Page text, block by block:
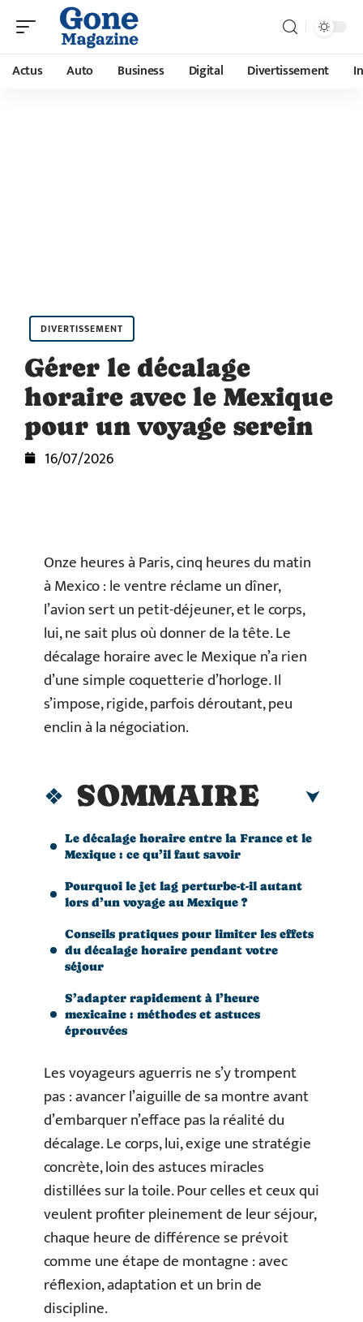
Actus Auto Business Digital Divertissement
DIVERTISSEMENT
Gérer le décalage
horaire avec le Mexique
pour un voyage serein
16/07/2026
Onze heures à Paris, cinq heures du matin
à Mexico : le ventre réclame un dîner,
l’avion sert un petit-déjeuner, et le corps,
lui, ne sait plus où donner de la tête. Le
décalage horaire avec le Mexique n’a rien
d’une simple coquetterie d’horloge. Il
s’impose, rigide, parfois déroutant, peu
enclin à la négociation.
SOMMAIRE
Le décalage horaire entre la France et le
Mexique : ce qu’il faut savoir
Pourquoi le jet lag perturbe-t-il autant
lors d’un voyage au Mexique ?
Conseils pratiques pour limiter les effets
du décalage horaire pendant votre
séjour
S’adapter rapidement à l’heure
mexicaine : méthodes et astuces
éprouvées
Les voyageurs aguerris ne s’y trompent
pas : avancer l’aiguille de sa montre avant
d’embarquer n’efface pas la réalité du
décalage. Le corps, lui, exige une stratégie
concrète, loin des astuces miracles
distillées sur la toile. Pour celles et ceux qui
veulent profiter pleinement de leur séjour,
chaque heure de différence se prévoit
comme une étape de montagne : avec
réflexion, adaptation et un brin de
discipline.